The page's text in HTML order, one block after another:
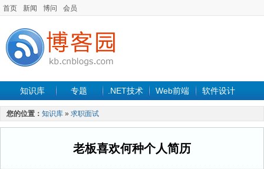
首页 新闻 博问 会员
知识库 专题 .NET技术 Web前端 软件设计
手机开发 软件工程
最新文章
您的位置： 知识库 » 求职面试
老板喜欢何种个人简历